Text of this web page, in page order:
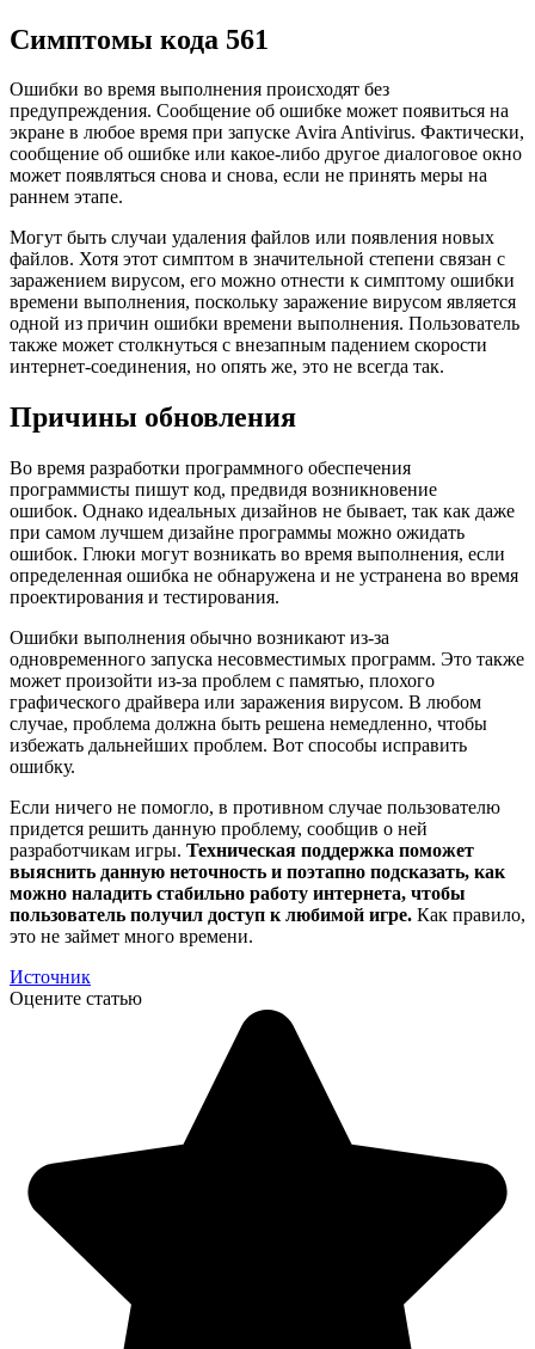
Симптомы кода 561
Ошибки во время выполнения происходят без
предупреждения. Сообщение об ошибке может появиться на
экране в любое время при запуске Avira Antivirus. Фактически,
сообщение об ошибке или какое-либо другое диалоговое окно
может появляться снова и снова, если не принять меры на
раннем этапе.
Могут быть случаи удаления файлов или появления новых
файлов. Хотя этот симптом в значительной степени связан с
заражением вирусом, его можно отнести к симптому ошибки
времени выполнения, поскольку заражение вирусом является
одной из причин ошибки времени выполнения. Пользователь
также может столкнуться с внезапным падением скорости
интернет-соединения, но опять же, это не всегда так.
Причины обновления
Во время разработки программного обеспечения
программисты пишут код, предвидя возникновение
ошибок. Однако идеальных дизайнов не бывает, так как даже
при самом лучшем дизайне программы можно ожидать
ошибок. Глюки могут возникать во время выполнения, если
определенная ошибка не обнаружена и не устранена во время
проектирования и тестирования.
Ошибки выполнения обычно возникают из-за
одновременного запуска несовместимых программ. Это также
может произойти из-за проблем с памятью, плохого
графического драйвера или заражения вирусом. В любом
случае, проблема должна быть решена немедленно, чтобы
избежать дальнейших проблем. Вот способы исправить
ошибку.
Если ничего не помогло, в противном случае пользователю
придется решить данную проблему, сообщив о ней
разработчикам игры. Техническая поддержка поможет
выяснить данную неточность и поэтапно подсказать, как
можно наладить стабильно работу интернета, чтобы
пользователь получил доступ к любимой игре. Как правило,
это не займет много времени.
Источник
Оцените статью